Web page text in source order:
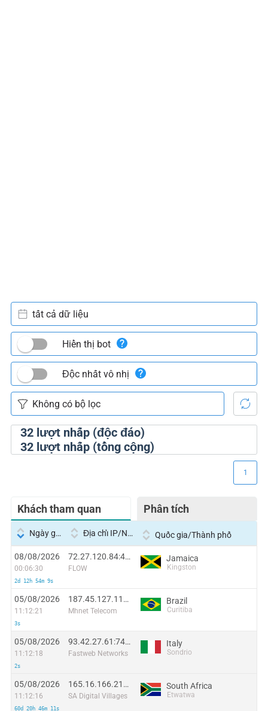
32lượt nhấp (độc đáo)
32lượt nhấp (tổng cộng)
tất cả dữ liệu
Hiển thị bot
Độc nhất vô nhị
Khách tham quan Phân tích
1
Ngày giờ Địa chỉ IP/Nhà cung cấp dịch vụ Quốc gia/Thành phố
08/08/2026
00:06:30
2d 12h 54m 9s
72.27.120.84:45732
FLOW
Jamaica
Kingston
05/08/2026
11:12:21
3s
187.45.127.116:59380
Mhnet Telecom
Brazil
Curitiba
05/08/2026
11:12:18
2s
93.42.27.61:7419
Fastweb Networks
Italy
Sondrio
05/08/2026
11:12:16
60d 20h 46m 11s
165.16.166.210:24736
SA Digital Villages
South Africa
Etwatwa